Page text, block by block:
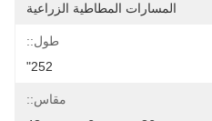
المسارات المطاطية الزراعية
طول::
252"
مقاس::